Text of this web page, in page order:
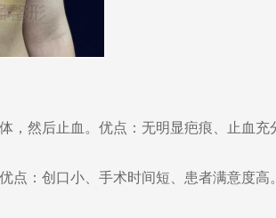
， 然后止血 。优点：无明显疤痕、止血
点：创口小、手术时间短、患者满意度高。